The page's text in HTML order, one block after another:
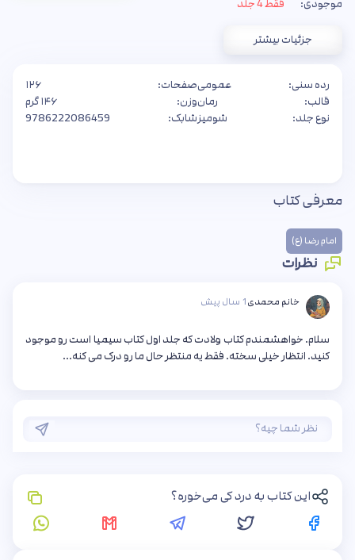
موجودی: فقط 4 جلد
جزئیات بیشتر
رده سنی:
عمومی
قالب:
رمان
نوع جلد:
شومیز
صفحات:
۱۲۶
وزن:
۱۴۶ گرم
شابک:
9786222086459
معرفی کتاب
امام رضا (ع)
نظرات
خانم محمدی1 سال پیش
سلام. خواهشمندم کتاب ولادت که جلد اول کتاب سیمیا است رو موجود
کنید. انتظار خیلی سخته. فقط یه منتظر حال ما رو درک می کنه...
این کتاب به درد کی می‌خوره؟